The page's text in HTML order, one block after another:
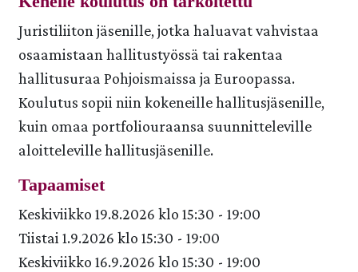
Juristiliiton jäsenille, jotka haluavat vahvistaa
osaamistaan hallitustyössä tai rakentaa
hallitusuraa Pohjoismaissa ja Euroopassa.
Koulutus sopii niin kokeneille hallitusjäsenille,
kuin omaa portfoliouraansa suunnitteleville
aloitteleville hallitusjäsenille.
Tapaamiset
Keskiviikko 19.8.2026 klo 15:30 - 19:00
Tiistai 1.9.2026 klo 15:30 - 19:00
Keskiviikko 16.9.2026 klo 15:30 - 19:00